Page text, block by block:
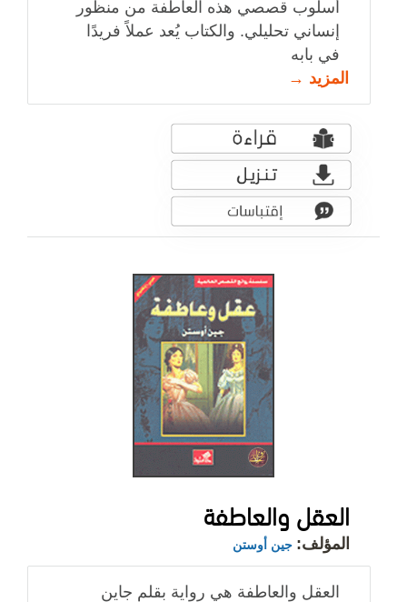
أسلوب قصصي هذه العاطفة من منظور
إنساني تحليلي. والكتاب يُعد عملاً فريدًا
في بابه
المزيد →
العقل والعاطفة
المؤلف: جين أوستن
العقل والعاطفة هي رواية بقلم جاين